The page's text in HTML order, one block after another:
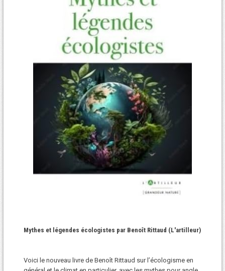
Mythes et légendes écologistes par Benoît Rittaud (L'artilleur)
Voici le nouveau livre de Benoît Rittaud sur l’écologisme en